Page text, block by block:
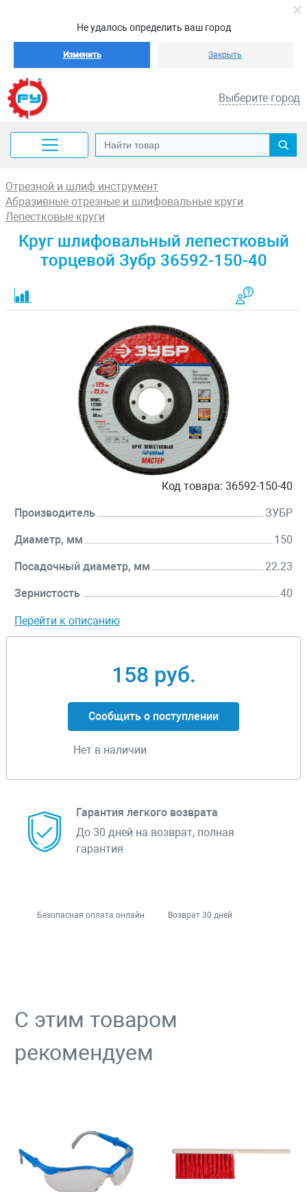
Не удалось определить ваш город
Изменить Закрыть
Выберите город
Отрезной и шлиф инструмент
Абразивные отрезные и шлифовальные круги
Лепестковые круги
Круг шлифовальный лепестковый
торцевой Зубр 36592-150-40
Код товара: 36592-150-40
Производитель ЗУБР
Диаметр, мм 150
Посадочный диаметр, мм 22.23
Зернистость 40
Перейти к описанию
158 руб.
Сообщить о поступлении
Нет в наличии
Гарантия легкого возврата
До 30 дней на возврат, полная
гарантия
Безопасная оплата онлайн Возврат 30 дней
С этим товаром
рекомендуем